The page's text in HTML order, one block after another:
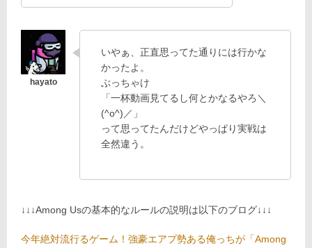
いやぁ、正直思ってた通りには行かな
かったよ。
ぶっちゃけ
「一杯動画見てるし何とかなるやろ＼
(^o^)／」
って思ってたんだけどやっぱり実戦は
全然違う。
↓↓↓Among Usの基本的なルールの説明は以下のブログ↓↓↓
今年絶対流行るゲーム！強豪エアプ勢ある俺っちが「Among